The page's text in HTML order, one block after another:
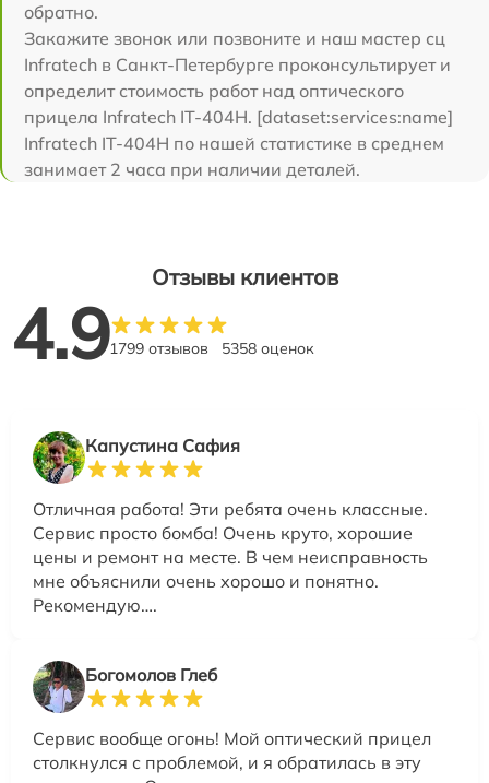
обратно.
Закажите звонок или позвоните и наш мастер сц
Infratech в Санкт-Петербурге проконсультирует и
определит стоимость работ над оптического
прицела Infratech IT-404H. [dataset:services:name]
Infratech IT-404H по нашей статистике в среднем
занимает 2 часа при наличии деталей.
Отзывы клиентов
4.91799 отзывов 5358 оценок
Капустина Сафия
Отличная работа! Эти ребята очень классные.
Сервис просто бомба! Очень круто, хорошие
цены и ремонт на месте. В чем неисправность
мне объяснили очень хорошо и понятно.
Рекомендую….
Богомолов Глеб
Сервис вообще огонь! Мой оптический прицел
столкнулся с проблемой, и я обратилась в эту